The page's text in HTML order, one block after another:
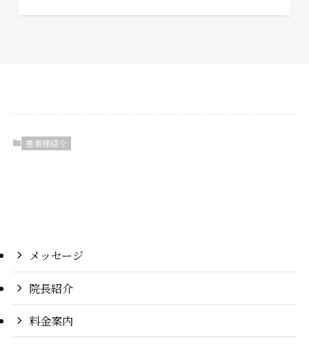
患者様紹介
メッセージ
院長紹介
料金案内